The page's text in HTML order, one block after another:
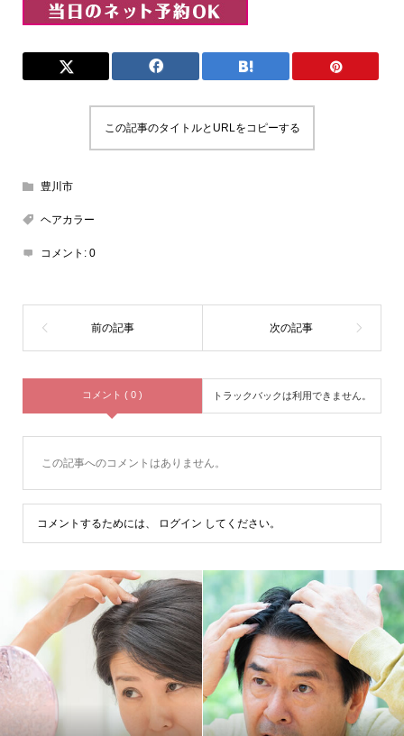
この記事のタイトルとURLをコピーする
豊川市
ヘアカラー
コメント: 0
コメント ( 0 ) トラックバックは利用できません。
この記事へのコメントはありません。
コメントするためには、 ログイン してください。